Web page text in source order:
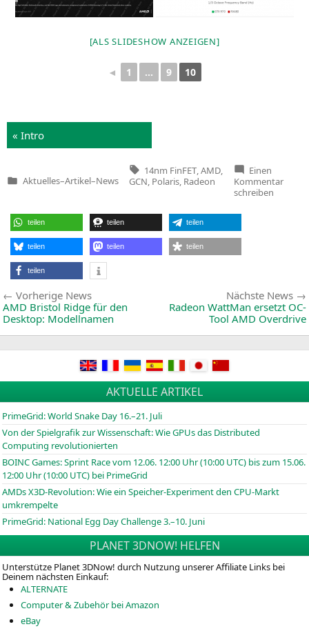
[ALS SLIDE­SHOW ANZEIGEN]
◄ 1 … 9 10
« Intro
Veröffentlicht
Aktuelles–Artikel–News
Tags:
14nm FinFET AMD
GCN, Polaris, Radeon
Einen
Kommentarzu
schreiben
teilen teilen teilen
teilen teilen teilen
teilen
Beitragsnavigation
Vorherige NewsVorherige
News:
AMD Bristol Ridge für den
Desktop: Modellnamen
Nächste News
Radeon WattMan ersetzt OC-
Tool AMD Overdrive
AKTUELLE ARTIKEL
PrimeGrid: World Snake Day 16.–21. Juli
Von der Spielgrafik zur Wissenschaft: Wie GPUs das Distributed
Computing revolutionierten
BOINCGames: Sprint Race vom 12.06. 12:00 Uhr (10:00 UTC) bis zum 15.06.
12:00 Uhr (10:00 UTC) bei PrimeGrid
AMDs X3D-Revolution: Wie ein Speicher-Experiment den CPU-Markt
umkrempelte
PrimeGrid: National Egg Day Challenge 3.–10. Juni
PLANET 3DNOW! HELFEN
Unterstütze Planet 3DNow! durch Nutzung unserer Affiliate Links bei
Deinem nächsten Einkauf:
ALTERNATE
Computer & Zubehör bei Amazon
eBay